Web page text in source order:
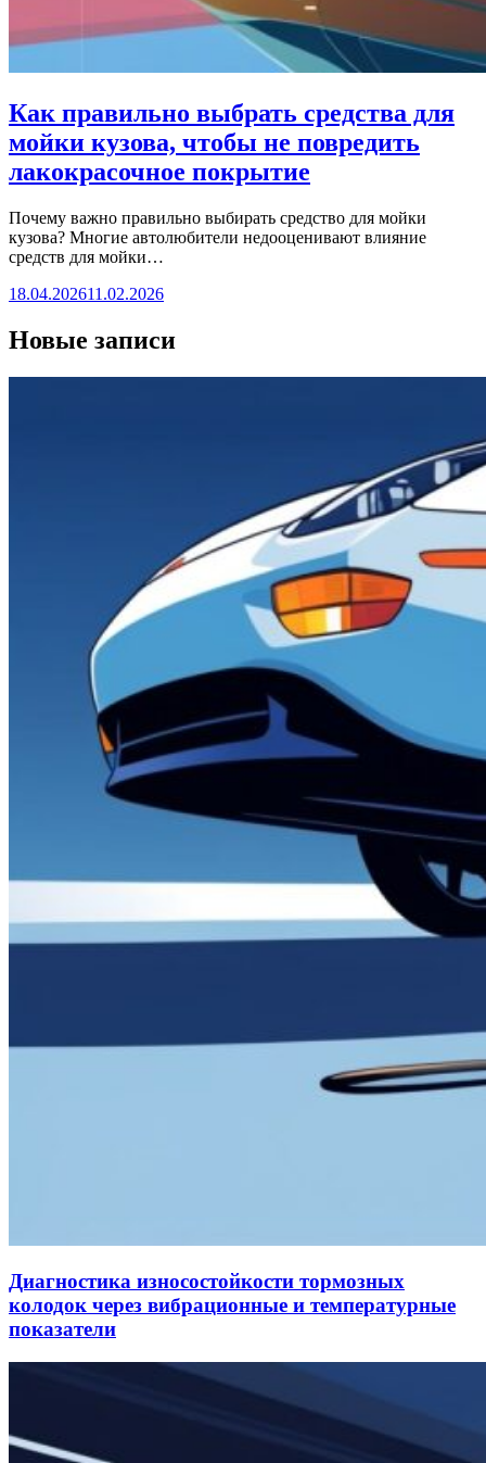
Как правильно выбрать средства для
мойки кузова, чтобы не повредить
лакокрасочное покрытие
Почему важно правильно выбирать средство для мойки
кузова? Многие автолюбители недооценивают влияние
средств для мойки…
18.04.202611.02.2026
Новые записи
Диагностика износостойкости тормозных
колодок через вибрационные и температурные
показатели